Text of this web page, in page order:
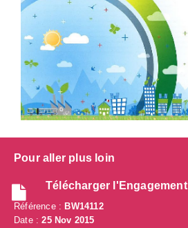
Pour aller plus loin
Télécharger l'Engagement
Référence : BW14112
Date :25 Nov 2015